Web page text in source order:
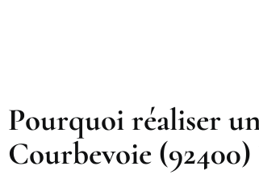
Pourquoi réaliser
Courbevoie (92400)